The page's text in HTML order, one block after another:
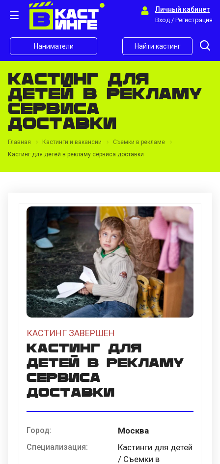
Личный кабинет
Вход / Регистрация
Наниматели Найти кастинг
Кастинг для
детей в рекламу
сервиса
доставки
Главная Кастинги и вакансии
Съемки в рекламе
Кастинг для детей в рекламу сервиса доставки
КАСТИНГ ЗАВЕРШЕН
Кастинг для
детей в рекламу
сервиса
доставки
Город: Москва
Специализация:
Кастинги для детей
/ Съемки в